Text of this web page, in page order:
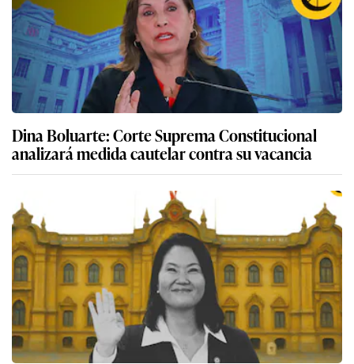
Dina Boluarte: Corte Suprema Constitucional
analizará medida cautelar contra su vacancia